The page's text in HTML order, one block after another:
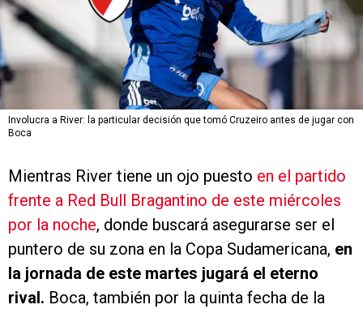
Involucra a River: la particular decisión que tomó Cruzeiro antes de jugar con
Boca
Mientras River tiene un ojo puesto en el partido
frente a Red Bull Bragantino de este miércoles
por la noche, donde buscará asegurarse ser el
puntero de su zona en la Copa Sudamericana, en
la jornada de este martes jugará el eterno
rival. Boca, también por la quinta fecha de la